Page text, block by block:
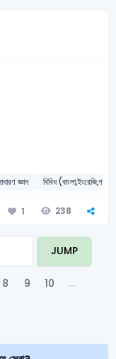
জ্ঞান বিবিধ
1 238
JUMP
8 9 10
...